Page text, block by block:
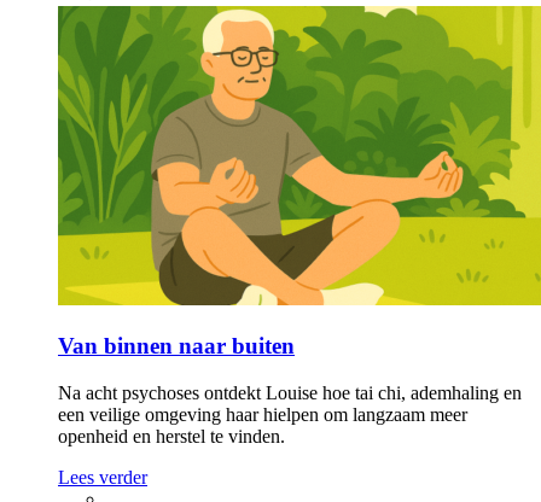
Van binnen naar buiten
Na acht psychoses ontdekt Louise hoe tai chi, ademhaling en
een veilige omgeving haar hielpen om langzaam meer
openheid en herstel te vinden.
Lees verder